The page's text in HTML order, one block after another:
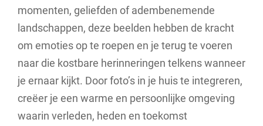
momenten, geliefden of adembenemende
landschappen, deze beelden hebben de kracht
om emoties op te roepen en je terug te voeren
naar die kostbare herinneringen telkens wanneer
je ernaar kijkt. Door foto’s in je huis te integreren,
creëer je een warme en persoonlijke omgeving
waarin verleden, heden en toekomst